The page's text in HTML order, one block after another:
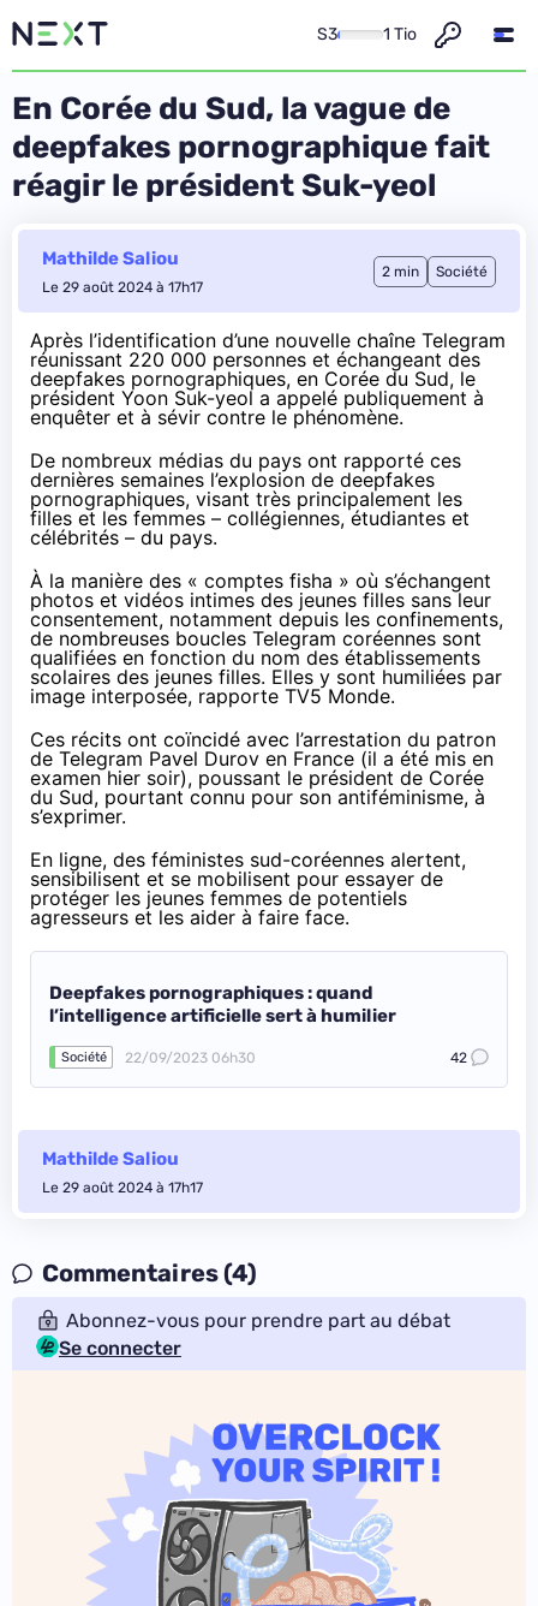
S3 1 Tio
En Corée du Sud, la vague de
deepfakes pornographique fait
réagir le président Suk-yeol
Mathilde Saliou
Le 29 août 2024 à 17h17
2 min Société
Après l’identification d’une nouvelle chaîne Telegram
réunissant 220 000 personnes et échangeant des
deepfakes pornographiques, en Corée du Sud, le
président Yoon Suk-yeol a appelé publiquement à
enquêter et à sévir contre le phénomène.
De nombreux médias du pays ont rapporté ces
dernières semaines l’explosion de deepfakes
pornographiques, visant très principalement les
filles et les femmes – collégiennes, étudiantes et
célébrités – du pays.
À la manière des « comptes fisha » où s’échangent
photos et vidéos intimes des jeunes filles sans leur
consentement, notamment depuis les confinements,
de nombreuses boucles Telegram coréennes sont
qualifiées en fonction du nom des établissements
scolaires des jeunes filles. Elles y sont humiliées par
image interposée, rapporte TV5 Monde.
Ces récits ont coïncidé avec l’arrestation du patron
de Telegram Pavel Durov en France (il a été mis en
examen hier soir), poussant le président de Corée
du Sud, pourtant connu pour son antiféminisme, à
s’exprimer.
En ligne, des féministes sud-coréennes alertent,
sensibilisent et se mobilisent pour essayer de
protéger les jeunes femmes de potentiels
agresseurs et les aider à faire face.
Deepfakes pornographiques : quand
l’intelligence artificielle sert à humilier
Société 22/09/2023 06h30 42
Mathilde Saliou
Le 29 août 2024 à 17h17
Commentaires (4)
Abonnez-vous pour prendre part au débat
Se connecter